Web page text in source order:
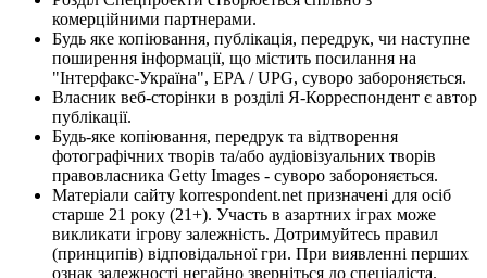
комерційними партнерами.
Будь яке копіювання, публікація, передрук, чи наступне
поширення інформації, що містить посилання на
"Інтерфакс-Україна", EPA / UPG, суворо забороняється.
Власник веб-сторінки в розділі Я-Корреспондент є автор
публікації.
Будь-яке копіювання, передрук та відтворення
фотографічних творів та/або аудіовізуальних творів
правовласника Getty Images - суворо забороняється.
Матеріали сайту korrespondent.net призначені для осіб
старше 21 року (21+). Участь в азартних іграх може
викликати ігрову залежність. Дотримуйтесь правил
(принципів) відповідальної гри. При виявленні перших
ознак залежності негайно зверніться до спеціаліста.